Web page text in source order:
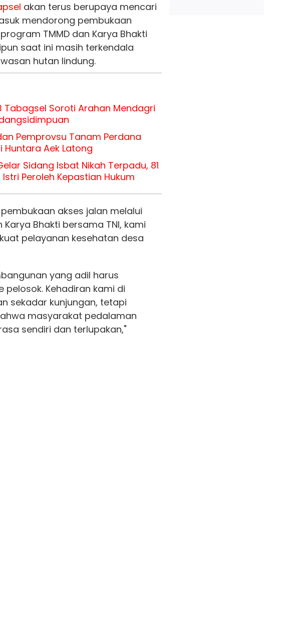
akan terus berupaya mencari
mendorong pembukaan
TMMD dan Karya Bhakti
saat ini masih terkendala
hutan lindung.
Tabagsel Soroti Arahan Mendagri
Pemprovsu Tanam Perdana
Huntara Aek Latong
Sidang Isbat Nikah Terpadu, 81
Peroleh Kepastian Hukum
akses jalan melalui
Bhakti bersama TNI, kami
pelayanan kesehatan desa
yang adil harus
pelosok. Kehadiran kami di
sekadar kunjungan, tetapi
masyarakat pedalaman
sendiri dan terlupakan,"